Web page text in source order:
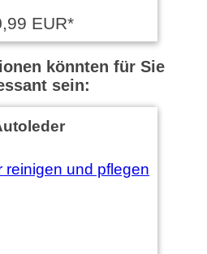
EUR*
könnten für Sie
sein: